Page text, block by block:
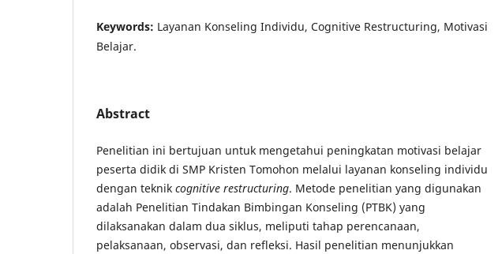
Keywords: Layanan Konseling Individu, Cognitive Restructuring, Motivasi
Belajar.
Abstract
Penelitian ini bertujuan untuk mengetahui peningkatan motivasi belajar
peserta didik di SMP Kristen Tomohon melalui layanan konseling individu
dengan teknik cognitive restructuring. Metode penelitian yang digunakan
adalah Penelitian Tindakan Bimbingan Konseling (PTBK) yang
dilaksanakan dalam dua siklus, meliputi tahap perencanaan,
pelaksanaan, observasi, dan refleksi. Hasil penelitian menunjukkan